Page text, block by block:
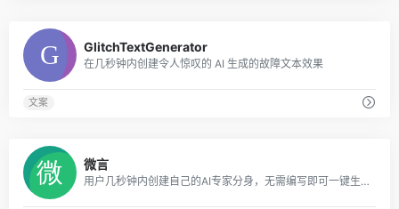
GlitchTextGenerator
在几秒钟内创建令人惊叹的 AI 生成的故障文本效果
文案
微言
用户几秒钟内创建自己的AI专家分身，无需编写即可一键生成，并且可以不断调优。在平台上，用户可以与行业专家互动咨询，得到指导和引领。